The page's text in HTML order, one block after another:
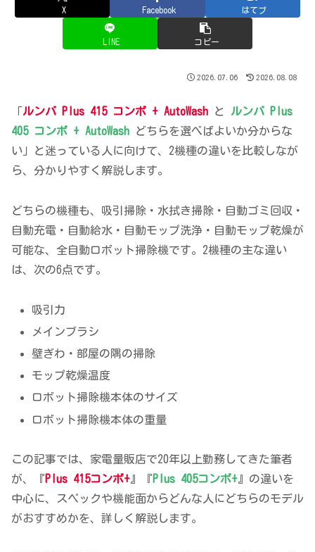
X Facebook はてブ
LINE コピー
2026.07.06 2026.08.08
「 ルンバ Plus 415 コンボ + AutoWash と ルンバ Plus
405 コンボ + AutoWash どちらを選べばよいか分からな
い」と迷っている人に向けて、2機種の違いを比較しなが
ら、分かりやすく解説します。
どちらの機種も、吸引掃除・水拭き掃除・自動ゴミ回収・
自動充電・自動給水・自動モップ洗浄・自動モップ乾燥が
可能な、全自動ロボット掃除機です。2機種の主な違い
は、次の6点です。
吸引力
メインブラシ
壁ぎわ・部屋の隅の掃除
モップ乾燥温度
ロボット掃除機本体のサイズ
ロボット掃除機本体の重量
この記事では、家電量販店で20年以上勤務してきた筆者
が、『Plus 415コンボ+』『Plus 405コンボ+』の違いを
中心に、スペックや機能面からどんな人にどちらのモデル
がおすすめかを、詳しく解説します。